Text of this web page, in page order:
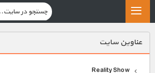
عناوين سايت
Reality Show